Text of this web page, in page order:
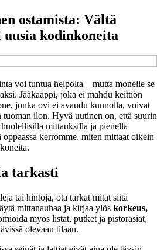
ostamista: Vältä
uusia kodinkoneita
voi tuntua helpolta – mutta monelle se
Jääkaappi, joka ei mahdu keittiön
jonka ovi ei avaudu kunnolla, voivat
tuoman ilon. Hyvä uutinen on, että suurin
mittauksilla ja pienellä
kerromme, miten mittaat oikein
tarkasti
tai hintoja, ota tarkat mitat siitä
mittanauhaa ja kirjaa ylös korkeus,
myös listat, putket ja pistorasiat,
olevaan tilaan.